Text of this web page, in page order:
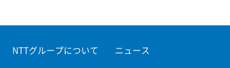
NTTグループについて ニュース